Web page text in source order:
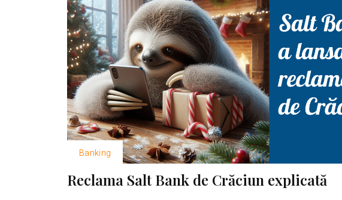
Banking
Reclama Salt Bank de Crăciun explicată